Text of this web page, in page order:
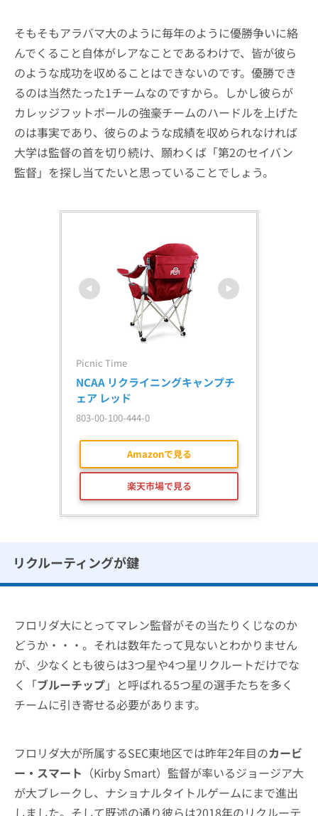
そもそもアラバマ大のように毎年のように優勝争いに絡
んでくること自体がレアなことであるわけで、皆が彼ら
のような成功を収めることはできないのです。優勝でき
るのは当然たった1チームなのですから。しかし彼らが
カレッジフットボールの強豪チームのハードルを上げた
のは事実であり、彼らのような成績を収められなければ
大学は監督の首を切り続け、願わくば「第2のセイバン
監督」を探し当てたいと思っていることでしょう。
Picnic Time
NCAA リクライニングキャンプチ
ェア レッド
803-00-100-444-0
Amazonで見る
楽天市場で見る
リクルーティングが鍵
フロリダ大にとってマレン監督がその当たりくじなのか
どうか・・・。それは数年たって見ないとわかりません
が、少なくとも彼らは3つ星や4つ星リクルートだけでな
く「ブルーチップ」と呼ばれる5つ星の選手たちを多く
チームに引き寄せる必要があります。
フロリダ大が所属するSEC東地区では昨年2年目のカービ
ー・スマート （Kirby Smart）監督が率いるジョージア大
が大ブレークし、ナショナルタイトルゲームにまで進出
しました。そして既述の通り彼らは2018年のリクルーテ